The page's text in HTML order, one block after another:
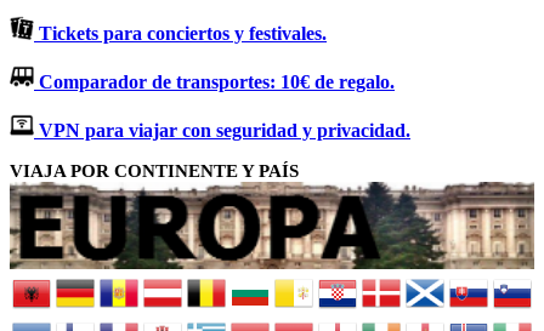
Tickets para conciertos y festivales.
Comparador de transportes: 10€ de regalo.
VPN para viajar con seguridad y privacidad.
VIAJA POR CONTINENTE Y PAÍS